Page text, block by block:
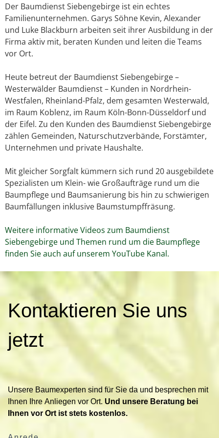
Der Baumdienst Siebengebirge ist ein echtes
Familienunternehmen. Garys Söhne Kevin, Alexander
und Luke Blackburn arbeiten seit ihrer Ausbildung in der
Firma aktiv mit, beraten Kunden und leiten die Teams
vor Ort.
Heute betreut der Baumdienst Siebengebirge –
Westerwälder Baumdienst – Kunden in Nordrhein-
Westfalen, Rheinland-Pfalz, dem gesamten Westerwald,
im Raum Koblenz, im Raum Köln-Bonn-Düsseldorf und
der Eifel. Zu den Kunden des Baumdienst Siebengebirge
zählen Gemeinden, Naturschutzverbände, Forstämter,
Unternehmen und private Haushalte.
Mit gleicher Sorgfalt kümmern sich rund 20 ausgebildete
Spezialisten um Klein- wie Großaufträge rund um die
Baumpflege und Baumsanierung bis hin zu schwierigen
Baumfällungen inklusive Baumstumpffräsung.
Weitere informative Videos zum Baumdienst
Siebengebirge und Themen rund um die Baumpflege
finden Sie auch auf unserem YouTube Kanal.
o
n
t
e
r
e
Kontaktieren Sie uns
jetzt
Unsere Baumexperten sind für Sie da und besprechen mit
Ihnen Ihre Anliegen vor Ort. Und unsere Beratung bei
Ihnen vor Ort ist stets kostenlos.